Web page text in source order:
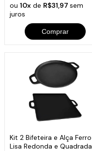
ou10x de R$31,97sem
juros
Comprar
Kit 2 Bifeteira e Alça Ferro
Lisa Redonda e Quadrada